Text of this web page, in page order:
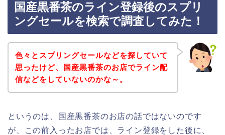
国産黒番茶のライン登録後のスプリ
ングセールを検索で調査してみた！
色々とスプリングセールなどを探していて
思ったけど、国産黒番茶のお店でライン配
信などをしていないのかな～。
というのは、国産黒番茶のお店の話ではないのです
が、この前入ったお店では、ライン登録をした後に、